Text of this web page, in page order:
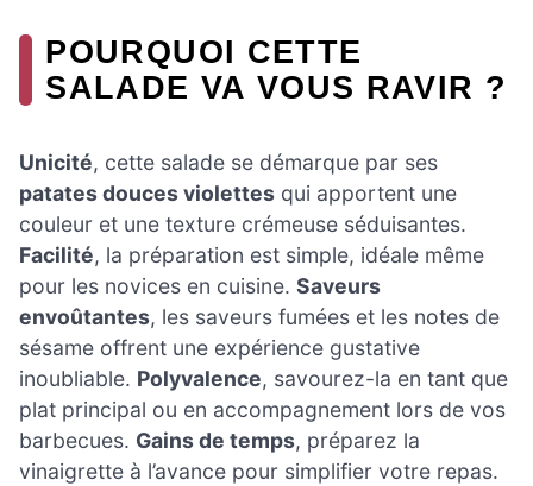
POURQUOI CETTE
SALADE VA VOUS RAVIR ?
Unicité, cette salade se démarque par ses
patates douces violettes qui apportent une
couleur et une texture crémeuse séduisantes.
Facilité, la préparation est simple, idéale même
pour les novices en cuisine. Saveurs
envoûtantes, les saveurs fumées et les notes de
sésame offrent une expérience gustative
inoubliable. Polyvalence, savourez-la en tant que
plat principal ou en accompagnement lors de vos
barbecues. Gains de temps, préparez la
vinaigrette à l’avance pour simplifier votre repas.